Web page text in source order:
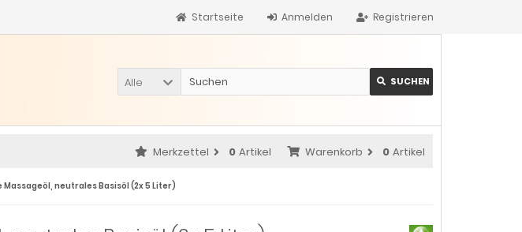
Registrieren
Anmelden
Startseite
Alle SUCHEN
Warenkorb 0 Artikel
Merkzettel 0 Artikel
Massageöl, neutrales Basisöl (2x 5 Liter)